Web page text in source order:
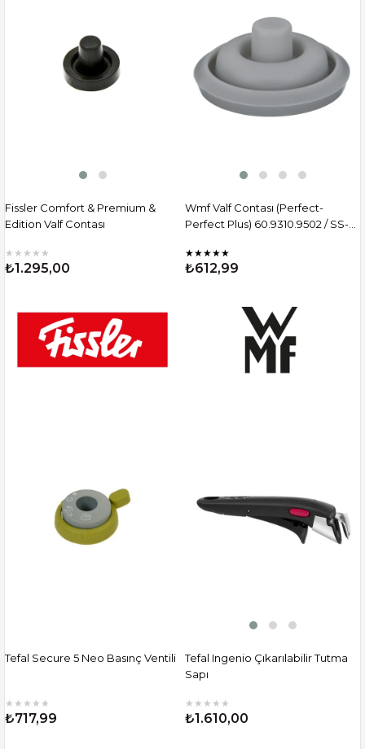
Fissler Comfort & Premium &
Edition Valf Contası
★ ★ ★ ★ ★
₺1.295,00
Wmf Valf Contası (Perfect-
Perfect Plus) 60.9310.9502 / SS-
★★★★★
₺612,99
Tefal Secure 5 Neo Basınç Ventili
★ ★ ★ ★ ★
₺717,99
Tefal Ingenio Çıkarılabilir Tutma
Sapı
★ ★ ★ ★ ★
₺1.610,00